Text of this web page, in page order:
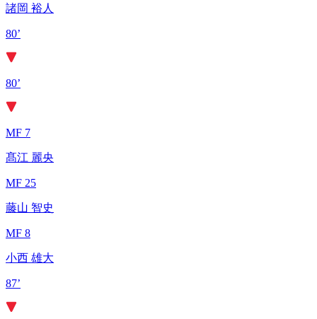
諸岡 裕人
80’
80’
MF 7
髙江 麗央
MF 25
藤山 智史
MF 8
小西 雄大
87’